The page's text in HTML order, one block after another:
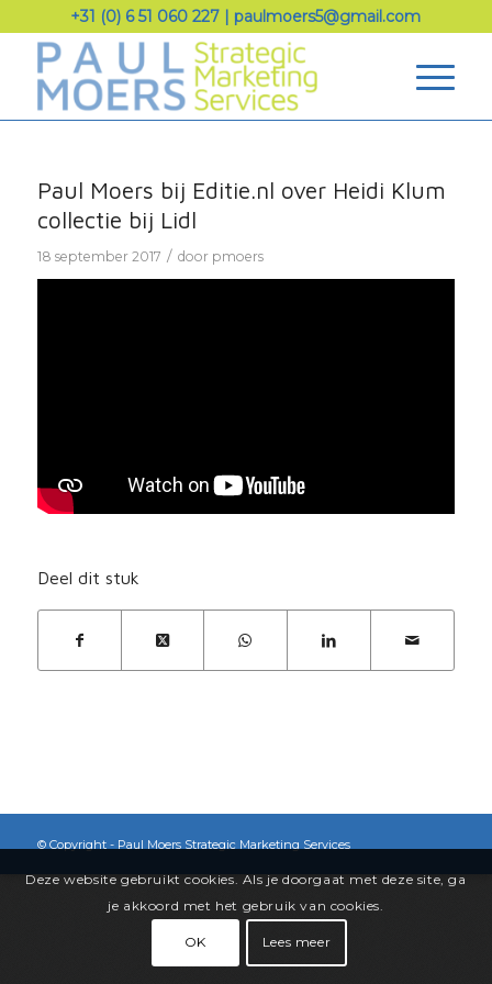
+31 (0) 6 51 060 227 |paulmoers5@gmail.com
Paul Moers bij Editie.nl over Heidi Klum
collectie bij Lidl
18 september 2017 / door pmoers
Deel dit stuk
© Copyright - Paul Moers Strategic Marketing Services
Deze website gebruikt cookies. Als je doorgaat met deze site, ga
je akkoord met het gebruik van cookies.
OK Lees meer